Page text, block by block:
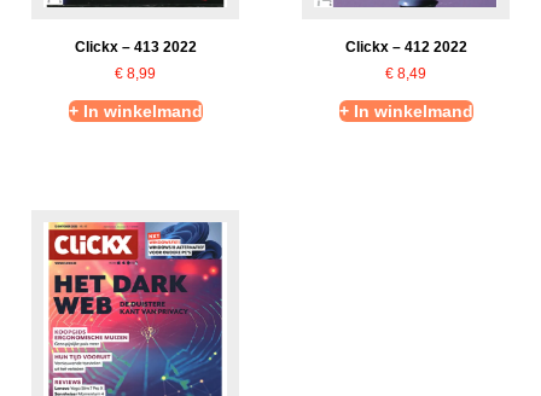
Clickx – 413 2022
€ 8,99
+ In winkelmand
Clickx – 412 2022
€ 8,49
+ In winkelmand